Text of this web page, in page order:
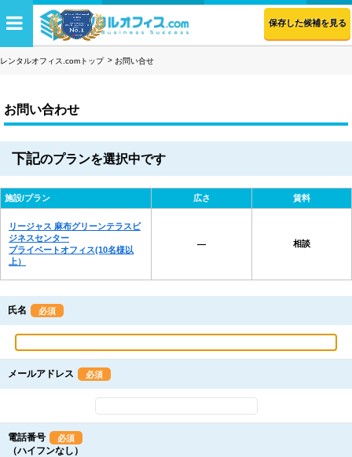
保存した候補を見る
レンタルオフィス.comトップ お問い合せ
お問い合わせ
下記のプランを選択中です
施設/プラン 広さ 賃料
リージャス 麻布グリーンテラスビ
ジネスセンター
プライベートオフィス(10名様以
上）
― 相談
氏名 必須
メールアドレス 必須
電話番号 必須
（ハイフンなし）